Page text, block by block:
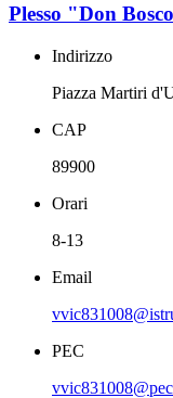
Plesso "Don
Indirizzo
Piazza Martiri
CAP
89900
Orari
8-13
Email
PEC